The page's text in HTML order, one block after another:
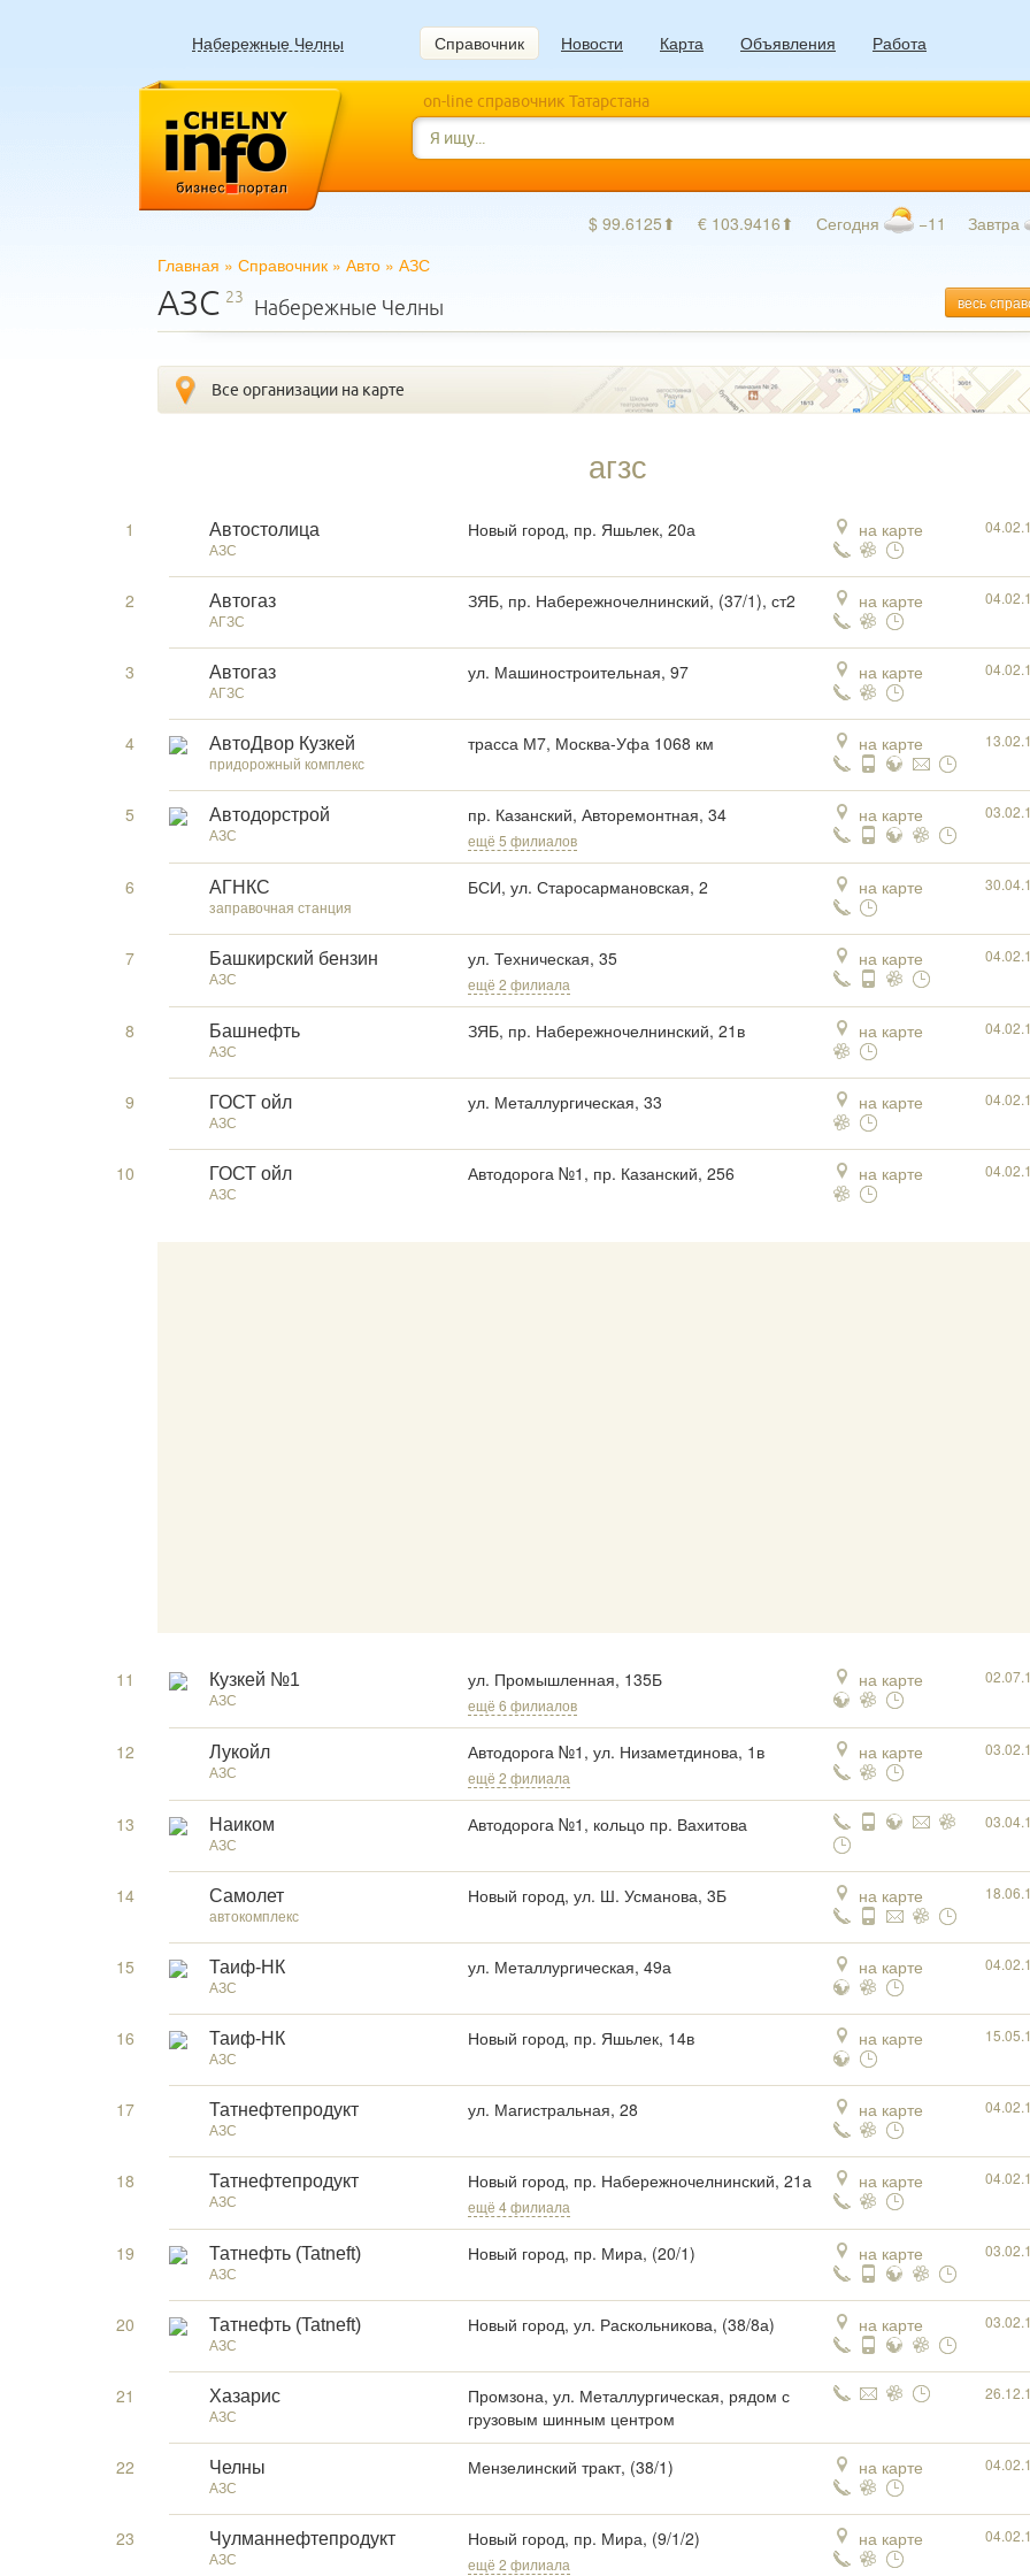
Набережные Челны Справочник Новости Карта Объявления Работа
on-line справочник Татарстана
$ 99.6125⬆ € 103.9416⬆ Сегодня −11 Завтра
Главная » Справочник » Авто » АЗС
весь
АЗС 23 Набережные Челны
Все организации на карте
агзс
1
Автостолица
АЗС
Новый город, пр. Яшьлек, 20а на карте
2
Автогаз
АГЗС
ЗЯБ, пр. Набережночелнинский, (37/1), ст2 на карте
3
Автогаз
АГЗС
ул. Машиностроительная, 97 на карте
4
АвтоДвор Кузкей
придорожный комплекс
трасса М7, Москва-Уфа 1068 км на карте
5
Автодорстрой
АЗС
пр. Казанский, Авторемонтная, 34
ещё 5 филиалов
на карте
6
АГНКС
заправочная станция
БСИ, ул. Старосармановская, 2 на карте
7
Башкирский бензин
АЗС
ул. Техническая, 35
ещё 2 филиала
на карте
8
Башнефть
АЗС
ЗЯБ, пр. Набережночелнинский, 21в на карте
9
ГОСТ ойл
АЗС
ул. Металлургическая, 33 на карте
10
ГОСТ ойл
АЗС
Автодорога №1, пр. Казанский, 256 на карте
11
Кузкей №1
АЗС
ул. Промышленная, 135Б
ещё 6 филиалов
на карте
12
Лукойл
АЗС
Автодорога №1, ул. Низаметдинова, 1в
ещё 2 филиала
на карте
13
Наиком
АЗС
Автодорога №1, кольцо пр. Вахитова
14
Самолет
автокомплекс
Новый город, ул. Ш. Усманова, 3Б на карте
15
Таиф-НК
АЗС
ул. Металлургическая, 49а на карте
16
Таиф-НК
АЗС
Новый город, пр. Яшьлек, 14в на карте
17
Татнефтепродукт
АЗС
ул. Магистральная, 28 на карте
18
Татнефтепродукт
АЗС
Новый город, пр. Набережночелнинский, 21а
ещё 4 филиала
на карте
19
Татнефть (Tatneft)
АЗС
Новый город, пр. Мира, (20/1) на карте
20
Татнефть (Tatneft)
АЗС
Новый город, ул. Раскольникова, (38/8а) на карте
21
Хазарис
АЗС
Промзона, ул. Металлургическая, рядом с
грузовым шинным центром
22
Челны
АЗС
Мензелинский тракт, (38/1) на карте
23
Чулманнефтепродукт
АЗС
Новый город, пр. Мира, (9/1/2)
ещё 2 филиала
на карте